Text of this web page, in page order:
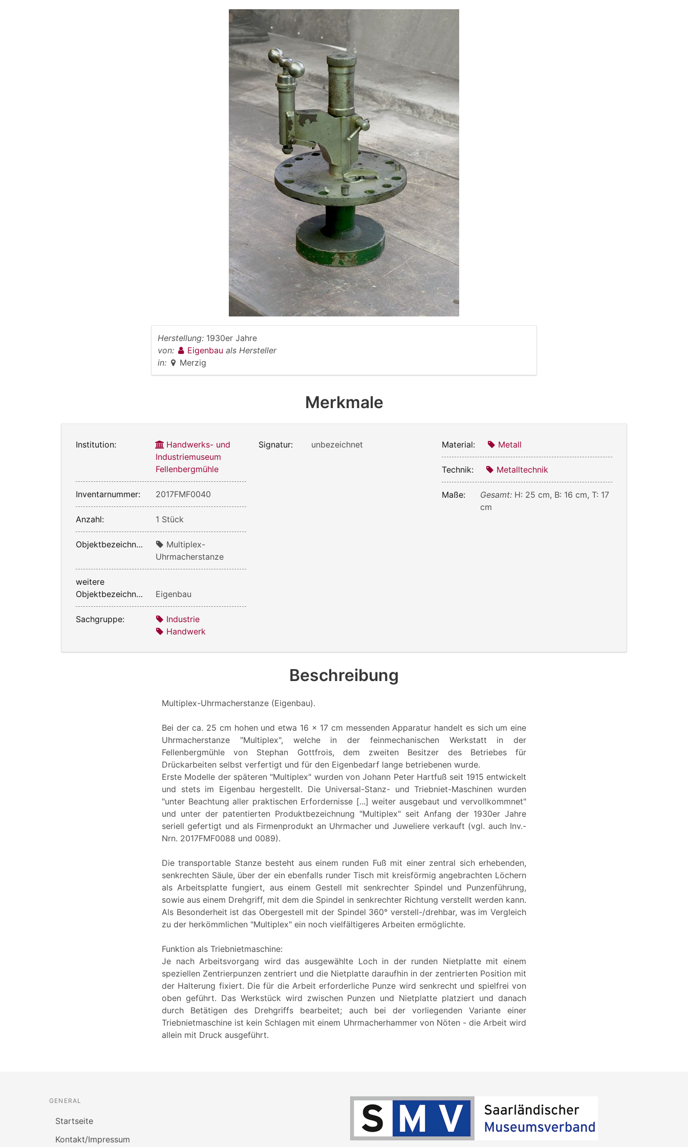
Herstellung: 1930er Jahre
von:
Eigenbau als Hersteller
in:
Merzig
Merkmale
Institution:
Handwerks- und
Industriemuseum
Fellenbergmühle
Inventarnummer: 2017FMF0040
Anzahl: 1 Stück
Objektbezeichnung:
Multiplex-
Uhrmacherstanze
weitere
Objektbezeichnung:
Eigenbau
Sachgruppe:
Industrie
Handwerk
Signatur: unbezeichnet Material: Metall
Technik: Metalltechnik
Maße: Gesamt: H: 25 cm, B: 16 cm, T: 17
cm
Beschreibung
Multiplex-Uhrmacherstanze (Eigenbau).
Bei der ca. 25 cm hohen und etwa 16 x 17 cm messenden Apparatur handelt es sich um eine
Uhrmacherstanze "Multiplex", welche in der feinmechanischen Werkstatt in der
Fellenbergmühle von Stephan Gottfrois, dem zweiten Besitzer des Betriebes für
Drückarbeiten selbst verfertigt und für den Eigenbedarf lange betriebenen wurde.
Erste Modelle der späteren "Multiplex" wurden von Johann Peter Hartfuß seit 1915 entwickelt
und stets im Eigenbau hergestellt. Die Universal-Stanz- und Triebniet-Maschinen wurden
"unter Beachtung aller praktischen Erfordernisse [...] weiter ausgebaut und vervollkommnet"
und unter der patentierten Produktbezeichnung "Multiplex" seit Anfang der 1930er Jahre
seriell gefertigt und als Firmenprodukt an Uhrmacher und Juweliere verkauft (vgl. auch Inv.-
Nrn. 2017FMF0088 und 0089).
Die transportable Stanze besteht aus einem runden Fuß mit einer zentral sich erhebenden,
senkrechten Säule, über der ein ebenfalls runder Tisch mit kreisförmig angebrachten Löchern
als Arbeitsplatte fungiert, aus einem Gestell mit senkrechter Spindel und Punzenführung,
sowie aus einem Drehgriff, mit dem die Spindel in senkrechter Richtung verstellt werden kann.
Als Besonderheit ist das Obergestell mit der Spindel 360° verstell-/drehbar, was im Vergleich
zu der herkömmlichen "Multiplex" ein noch vielfältigeres Arbeiten ermöglichte.
Funktion als Triebnietmaschine:
Je nach Arbeitsvorgang wird das ausgewählte Loch in der runden Nietplatte mit einem
speziellen Zentrierpunzen zentriert und die Nietplatte daraufhin in der zentrierten Position mit
der Halterung fixiert. Die für die Arbeit erforderliche Punze wird senkrecht und spielfrei von
oben geführt. Das Werkstück wird zwischen Punzen und Nietplatte platziert und danach
durch Betätigen des Drehgriffs bearbeitet; auch bei der vorliegenden Variante einer
Triebnietmaschine ist kein Schlagen mit einem Uhrmacherhammer von Nöten - die Arbeit wird
allein mit Druck ausgeführt.
GENERAL
Startseite
Kontakt/Impressum